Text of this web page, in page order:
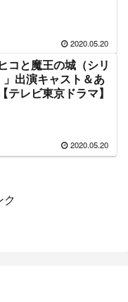
2020.05.20
コと魔王の城（シリ
出演キャスト＆あ
テレビ東京ドラマ】
2020.05.20
ク